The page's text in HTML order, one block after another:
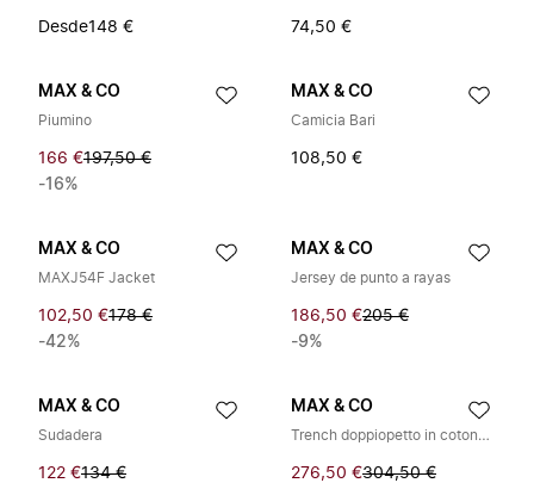
Desde148 € 74,50 €
MAX & CO
Piumino
166 €197,50 €
-16%
MAX & CO
Camicia Bari
108,50 €
MAX & CO
MAXJ54F Jacket
102,50 €178 €
-42%
MAX & CO
Jersey de punto a rayas
186,50 €205 €
-9%
MAX & CO
Sudadera
122 €134 €
MAX & CO
Trench doppiopetto in cotone tecnico
276,50 €304,50 €